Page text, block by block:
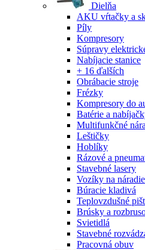
Dielňa
AKU vŕtačky a
Píly
Kompresory
Súpravy
Nabíjacie stanice
+ 16 ďalších
Obrábacie stroje
Frézky
Kompresory do
Batérie a
Multifunkčné
Leštičky
Hoblíky
Rázové a
Stavebné lasery
Vozíky na náradie
Búracie kladivá
Teplovzdušné
Brúsky a
Svietidlá
Stavebné
Pracovná obuv